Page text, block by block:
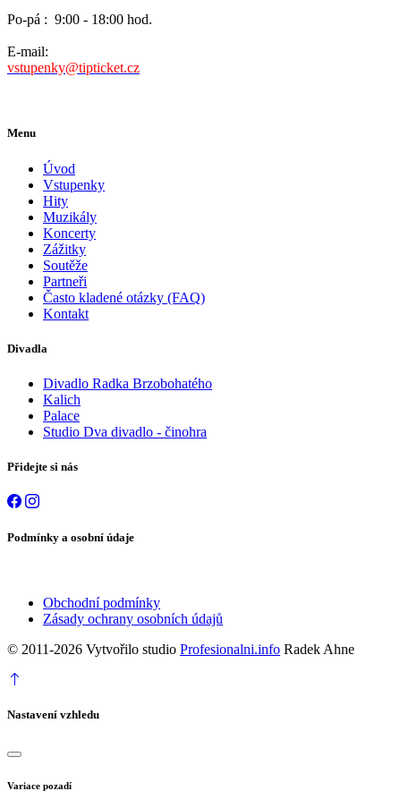
Po-pá : 9:00 - 18:00 hod.
E-mail:
vstupenky@tipticket.cz
Menu
Úvod
Vstupenky
Hity
Muzikály
Koncerty
Zážitky
Soutěže
Partneři
Často kladené otázky (FAQ)
Kontakt
Divadla
Divadlo Radka Brzobohatého
Kalich
Palace
Studio Dva divadlo - činohra
Přidejte si nás
Podmínky a osobní údaje
Obchodní podmínky
Zásady ochrany osobních údajů
© 2011-2026 Vytvořilo studio Profesionalni.info Radek Ahne
Nastavení vzhledu
Variace pozadí